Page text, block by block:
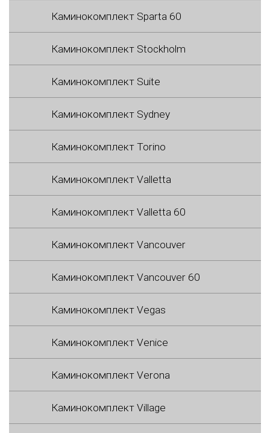
Каминокомплект Sparta 60
Каминокомплект Stockholm
Каминокомплект Suite
Каминокомплект Sydney
Каминокомплект Torino
Каминокомплект Valletta
Каминокомплект Valletta 60
Каминокомплект Vancouver
Каминокомплект Vancouver 60
Каминокомплект Vegas
Каминокомплект Venice
Каминокомплект Verona
Каминокомплект Village